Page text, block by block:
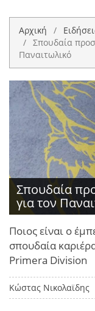
Αρχική
Σπουδαία
Παναιτωλικό
Σπουδαία
για τον
Ποιος είναι ο
σπουδαία
Primera Division
Κώστας Νικολαϊδης